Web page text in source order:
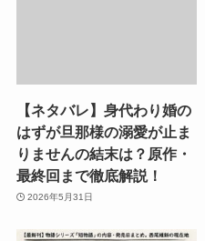
【ネタバレ】身代わり婚の
はずが旦那様の溺愛が止ま
りませんの結末は？原作・
最終回まで徹底解説！
2026年5月31日